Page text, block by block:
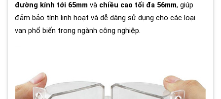
đường kính tới 65mm và chiều cao tối đa 56mm, giúp
đảm bảo tính linh hoạt và dễ dàng sử dụng cho các loại
van phổ biến trong ngành công nghiệp.